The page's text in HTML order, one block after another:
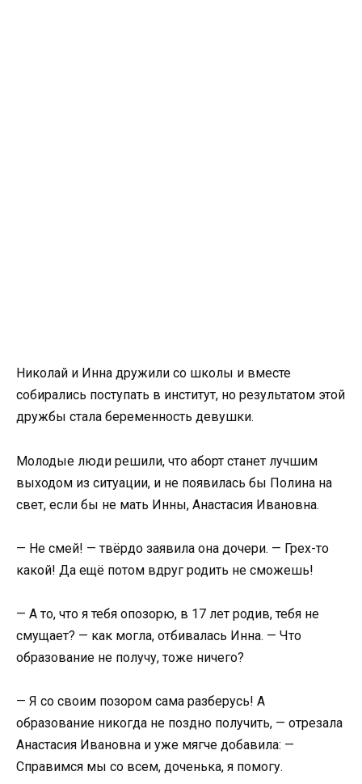
Николай и Инна дружили со школы и вместе
собирались поступать в институт, но результатом этой
дружбы стала беременность девушки.
Молодые люди решили, что аборт станет лучшим
выходом из ситуации, и не появилась бы Полина на
свет, если бы не мать Инны, Анастасия Ивановна.
— Не смей! — твёрдо заявила она дочери. — Грех-то
какой! Да ещё потом вдруг родить не сможешь!
— А то, что я тебя опозорю, в 17 лет родив, тебя не
смущает? — как могла, отбивалась Инна. — Что
образование не получу, тоже ничего?
— Я со своим позором сама разберусь! А
образование никогда не поздно получить, — отрезала
Анастасия Ивановна и уже мягче добавила: —
Справимся мы со всем, доченька, я помогу.